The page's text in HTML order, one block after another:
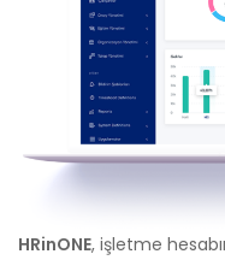
HRinONE, işletme